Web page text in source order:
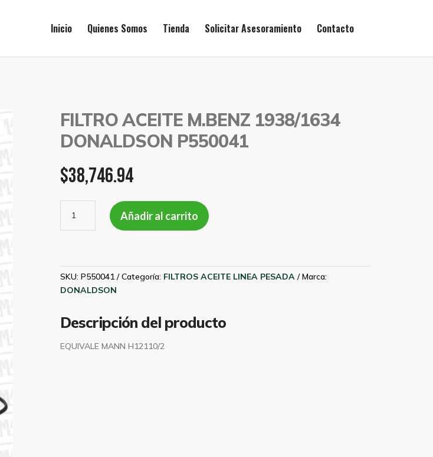
Inicio Quienes Somos Tienda Solicitar Asesoramiento Contacto
FILTRO ACEITE M.BENZ 1938/1634
DONALDSON P550041
$38,746.94
ACEITE
M.BENZ
P550041
cantidad
Añadir al carrito
SKU: P550041 Categoría: FILTROS ACEITE LINEA PESADA
Marca:
DONALDSON
Descripción del producto
EQUIVALE MANN H12110/2